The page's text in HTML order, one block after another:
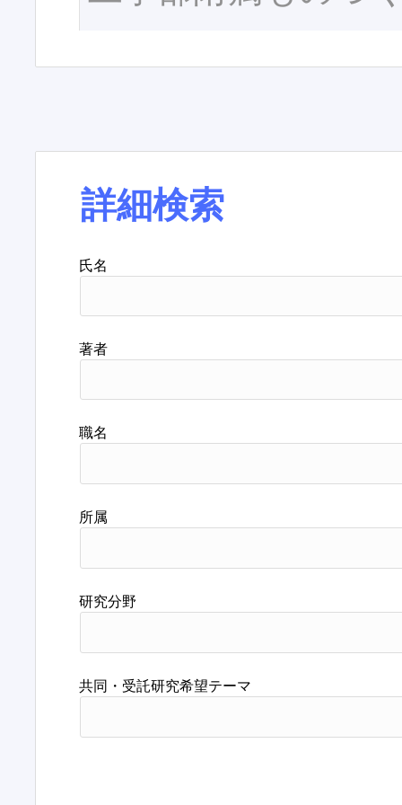
詳細検索
氏名
著者
職名
所属
研究分野
共同・受託研究希望テーマ